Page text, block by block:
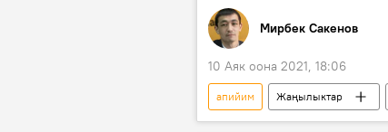
Мирбек Сакенов
10 Аяк оона 2021, 18:06
апийим Жаңылыктар
кылмыш
маек